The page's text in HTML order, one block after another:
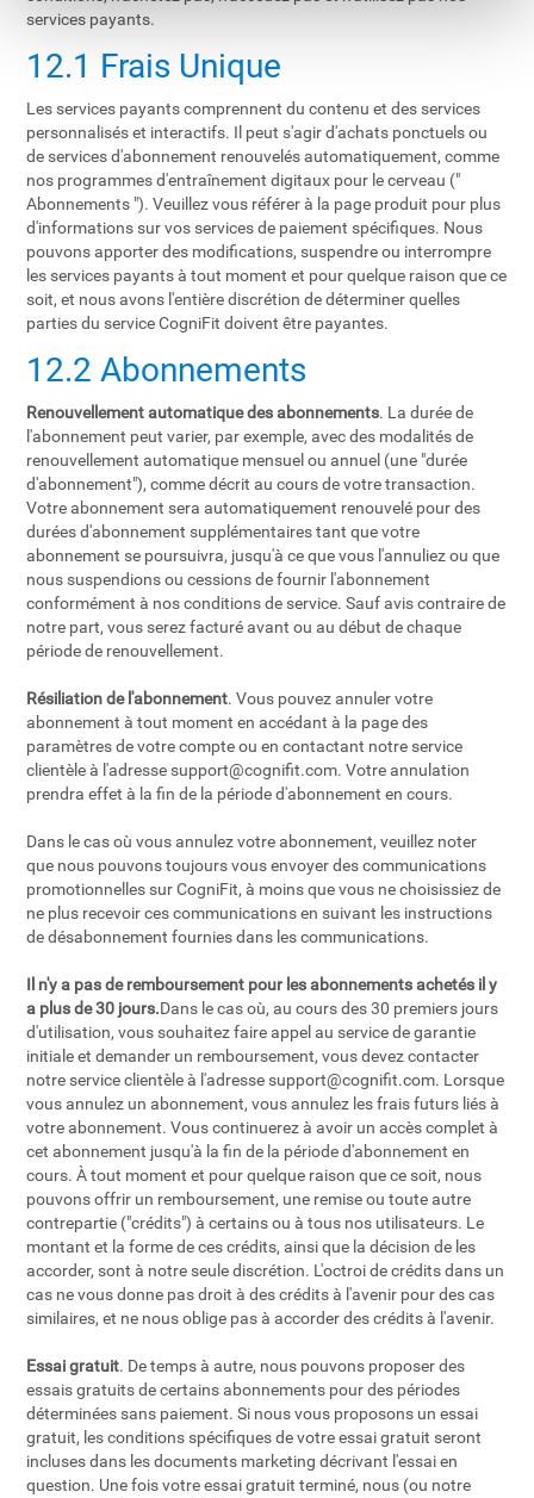
services payants.
12.1 Frais Unique
Les services payants comprennent du contenu et des services
personnalisés et interactifs. Il peut s'agir d'achats ponctuels ou
de services d'abonnement renouvelés automatiquement, comme
nos programmes d'entraînement digitaux pour le cerveau ("
Abonnements "). Veuillez vous référer à la page produit pour plus
d'informations sur vos services de paiement spécifiques. Nous
pouvons apporter des modifications, suspendre ou interrompre
les services payants à tout moment et pour quelque raison que ce
soit, et nous avons l'entière discrétion de déterminer quelles
parties du service CogniFit doivent être payantes.
12.2 Abonnements
Renouvellement automatique des abonnements. La durée de
l'abonnement peut varier, par exemple, avec des modalités de
renouvellement automatique mensuel ou annuel (une "durée
d'abonnement"), comme décrit au cours de votre transaction.
Votre abonnement sera automatiquement renouvelé pour des
durées d'abonnement supplémentaires tant que votre
abonnement se poursuivra, jusqu'à ce que vous l'annuliez ou que
nous suspendions ou cessions de fournir l'abonnement
conformément à nos conditions de service. Sauf avis contraire de
notre part, vous serez facturé avant ou au début de chaque
période de renouvellement.
Résiliation de l'abonnement. Vous pouvez annuler votre
abonnement à tout moment en accédant à la page des
paramètres de votre compte ou en contactant notre service
clientèle à l'adresse support@cognifit.com. Votre annulation
prendra effet à la fin de la période d'abonnement en cours.
Dans le cas où vous annulez votre abonnement, veuillez noter
que nous pouvons toujours vous envoyer des communications
promotionnelles sur CogniFit, à moins que vous ne choisissiez de
ne plus recevoir ces communications en suivant les instructions
de désabonnement fournies dans les communications.
Il n'y a pas de remboursement pour les abonnements achetés il y
a plus de 30 jours.Dans le cas où, au cours des 30 premiers jours
d'utilisation, vous souhaitez faire appel au service de garantie
initiale et demander un remboursement, vous devez contacter
notre service clientèle à l'adresse support@cognifit.com. Lorsque
vous annulez un abonnement, vous annulez les frais futurs liés à
votre abonnement. Vous continuerez à avoir un accès complet à
cet abonnement jusqu'à la fin de la période d'abonnement en
cours. À tout moment et pour quelque raison que ce soit, nous
pouvons offrir un remboursement, une remise ou toute autre
contrepartie ("crédits") à certains ou à tous nos utilisateurs. Le
montant et la forme de ces crédits, ainsi que la décision de les
accorder, sont à notre seule discrétion. L'octroi de crédits dans un
cas ne vous donne pas droit à des crédits à l'avenir pour des cas
similaires, et ne nous oblige pas à accorder des crédits à l'avenir.
Essai gratuit. De temps à autre, nous pouvons proposer des
essais gratuits de certains abonnements pour des périodes
déterminées sans paiement. Si nous vous proposons un essai
gratuit, les conditions spécifiques de votre essai gratuit seront
incluses dans les documents marketing décrivant l'essai en
question. Une fois votre essai gratuit terminé, nous (ou notre